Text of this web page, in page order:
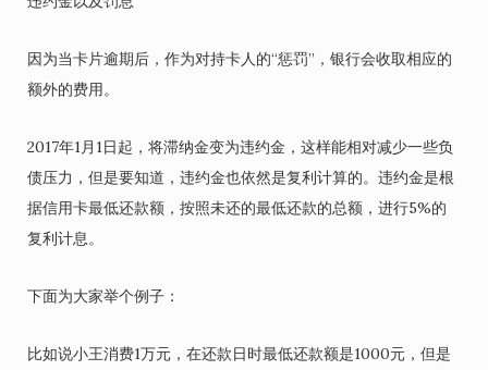
因为当卡片逾期后，作为对持卡人的“惩罚”，银行会收取相应的
额外的费用。
2017年1月1日起，将滞纳金变为违约金，这样能相对减少一些负
债压力，但是要知道，违约金也依然是复利计算的。违约金是根
据信用卡最低还款额，按照未还的最低还款的总额，进行5%的
复利计息。
下面为大家举个例子：
比如说小王消费1万元，在还款日时最低还款额是1000元，但是